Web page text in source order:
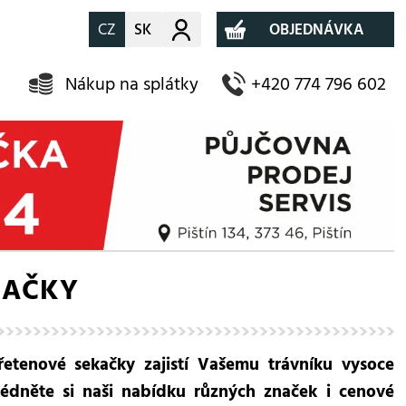
CZ SK Můj účet OBJEDNÁVKA
Nákup na splátky +420 774 796 602
sekačky zajistí Vašemu trávníku vysoce
si naši nabídku různých značek i cenové